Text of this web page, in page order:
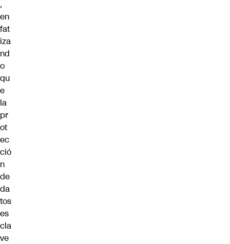
,
en
fat
iza
nd
o
qu
e
la
pr
ot
ec
ció
n
de
da
tos
es
cla
ve